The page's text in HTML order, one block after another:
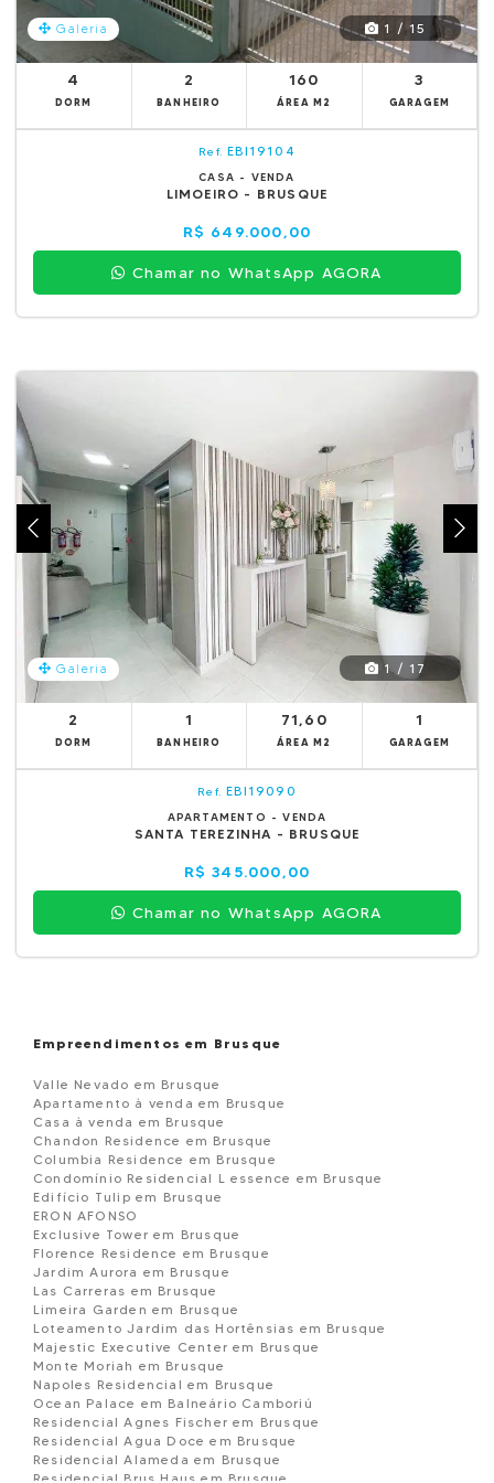
Galeria 1 / 15
4
DORM
2
BANHEIRO
160
ÁREA M2
3
GARAGEM
Ref. EBI19104
CASA - VENDA
LIMOEIRO - BRUSQUE
R$ 649.000,00
Chamar no WhatsApp AGORA
Galeria 1 / 17
2
DORM
1
BANHEIRO
71,60
ÁREA M2
1
GARAGEM
Ref. EBI19090
APARTAMENTO - VENDA
SANTA TEREZINHA - BRUSQUE
R$ 345.000,00
Chamar no WhatsApp AGORA
Empreendimentos em Brusque
Valle Nevado em Brusque
Apartamento à venda em Brusque
Casa à venda em Brusque
Chandon Residence em Brusque
Columbia Residence em Brusque
Condomínio Residencial L essence em Brusque
Edifício Tulip em Brusque
ERON AFONSO
Exclusive Tower em Brusque
Florence Residence em Brusque
Jardim Aurora em Brusque
Las Carreras em Brusque
Limeira Garden em Brusque
Loteamento Jardim das Hortênsias em Brusque
Majestic Executive Center em Brusque
Monte Moriah em Brusque
Napoles Residencial em Brusque
Ocean Palace em Balneário Camboriú
Residencial Agnes Fischer em Brusque
Residencial Agua Doce em Brusque
Residencial Alameda em Brusque
Residencial Brus Haus em Brusque